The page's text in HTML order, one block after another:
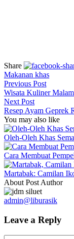
Share
Makanan khas
Previous Post
Wisata Kuliner
Next Post
Resep Ayam Geprek
You may also like
Oleh-Oleh Khas
Cara Membuat
Martabak: Camilan
About Post Author
admin@liburasik
Leave a Reply